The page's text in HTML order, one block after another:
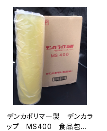
デンカポリマー製 デンカラ
ップ MS400 食品包装